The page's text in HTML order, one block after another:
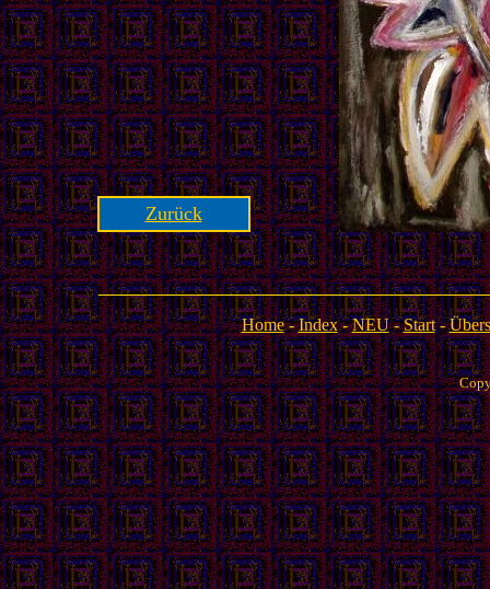
Zurück
Home-Index-NEU-Start-